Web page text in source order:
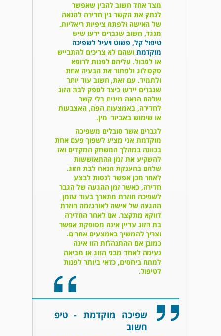
מצד אחד חשוב להבין שאפשר
לנתק את הקשר בין חדירה להנאה
של האישה ולפתח ציפיות ריאליות.
מנגד, חשוב שגברים ידעו שיש
טיפול קל, פשוט ויעיל לשפיכה
מוקדמת ושהם לא צריכים להתבייש
או לסבול. עליהם לפנות לרופא
סקסולוג ולפתור את הבעיה אחת
ולתמיד. עם זאת, חשוב עוד יותר
שגברים יידעו כיצד לספק לבת הזוג
שלהם הנאה מינית בלי קשר
לחדירה, באמצעות הפה, האצבעות
או שימוש באביזרי מין.
לגברים אשר סובלים משפיכה
מוקדמת אני מציע לשפוך פעם אחת
בכוונה במהלך המשחק המקדים ואז
להשקיע את זמן ההתאוששות
שלהם בהענקת הנאה לבת הזוג.
לאחר מכן אפשר לנסות לבצע
חדירה, כאשר זמן ההגעה של הגבר
לשפיכה חוזרת מתארך בעוד שזמן
ההגעה של אישה לאורגזמה חוזרת
דווקא מתקצר. אם לאחר החדירה
בת הזוג עדיין אינה מסופקת אפשר
וצריך להמשיך באמצעים אחרים.
כמובן אם ההתנהלות הזו אינה
נעימה לאחד מבני הזוג או מביאה
למתח ביחסים, כדאי ביותר לפנות
לטיפול.
שפיכה מוקדמת - טיפ
חשוב